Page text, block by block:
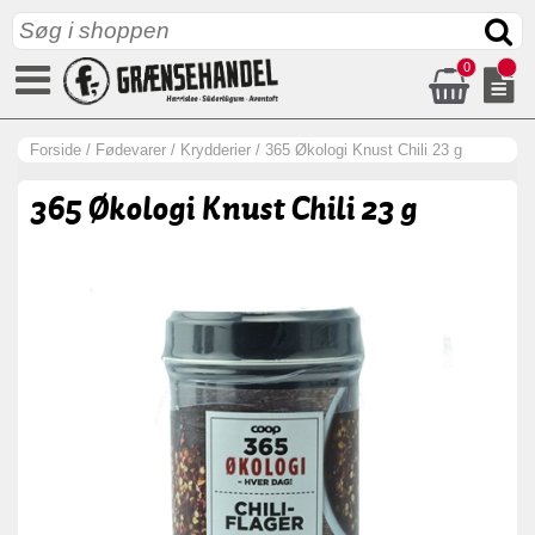
0
Forside / Fødevarer / Krydderier / 365 Økologi Knust Chili 23 g
365 Økologi Knust Chili 23 g